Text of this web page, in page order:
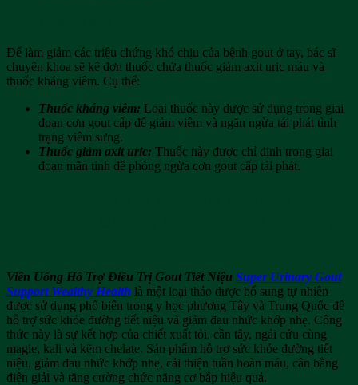
Để làm giảm các triệu chứng khó chịu của bệnh gout ở tay, bác sĩ
chuyên khoa sẽ kê đơn thuốc chứa thuốc giảm axit uric máu và
thuốc kháng viêm. Cụ thể:
Thuốc kháng viêm: Loại thuốc này được sử dụng trong giai
đoạn cơn gout cấp để giảm viêm và ngăn ngừa tái phát tình
trạng viêm sưng.
Thuốc giảm axit uric: Thuốc này được chỉ định trong giai
đoạn mãn tính để phòng ngừa cơn gout cấp tái phát.
Viên Uống Hỗ Trợ Điều Trị Gout Tiết Niệu Super Urinary Gout
Support Wealthy Health là một loại thảo dược bổ sung tự nhiên
được sử dụng phổ biến trong y học phương Tây và Trung Quốc để
hỗ trợ sức khỏe đường tiết niệu và giảm đau nhức khớp nhẹ. Công
thức này là sự kết hợp của chiết xuất tỏi, cần tây, ngải cứu cùng
magie, kali và kẽm chelate. Sản phẩm hỗ trợ sức khỏe đường tiết
niệu, giảm đau nhức khớp nhẹ, cải thiện tuần hoàn máu, cân bằng
điện giải và tăng cường chức năng cơ bắp hiệu quả.